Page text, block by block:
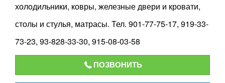
холодильники, ковры, железные двери и кровати,
столы и стулья, матрасы. Тел. 901-77-75-17, 919-33-
73-23, 93-828-33-30, 915-08-03-58
ПОЗВОНИТЬ